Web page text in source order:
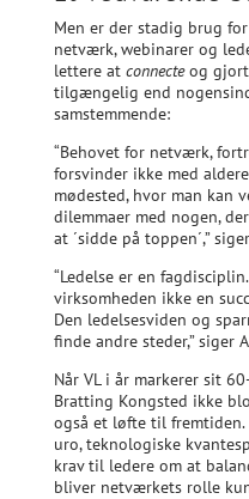
Men er der stadig brug
netværk, webinarer og
lettere at connecteog
tilgængelig end
samstemmende:
“Behovet for netværk,
forsvinder ikke med
mødested, hvor man kan
dilemmaer med nogen,
at ´sidde på toppen´,”
“Ledelse er en
virksomheden ikke en
Den ledelsesviden og
finde andre steder,” siger
Når VL i år markerer sit
Bratting Kongsted ikke
også et løfte til
uro, teknologiske
krav til ledere om at
bliver netværkets rolle